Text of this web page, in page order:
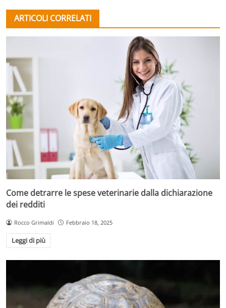
ARTICOLI CORRELATI
Come detrarre le spese veterinarie dalla dichiarazione
dei redditi
Rocco Grimaldi Febbraio 18, 2025
Leggi di più